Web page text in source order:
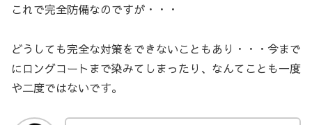
これで完全防備なのですが・・・
どうしても完全な対策をできないこともあり・・・今まで
にロングコートまで染みてしまったり、なんてことも一度
や二度ではないです。